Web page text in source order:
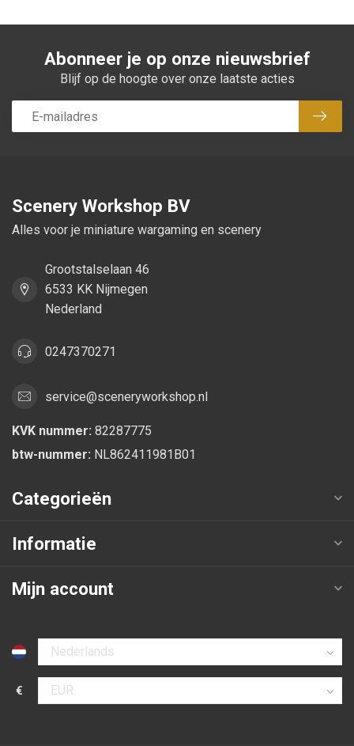
Abonneer je op onze nieuwsbrief
Blijf op de hoogte over onze laatste acties
Scenery Workshop BV
Alles voor je miniature wargaming en scenery
Grootstalselaan 46
6533 KK Nijmegen
Nederland
0247370271
service@sceneryworkshop.nl
KVK nummer: 82287775
btw-nummer: NL862411981B01
Categorieën
Informatie
Mijn account
Selecteer taal
€
Selecteer valuta